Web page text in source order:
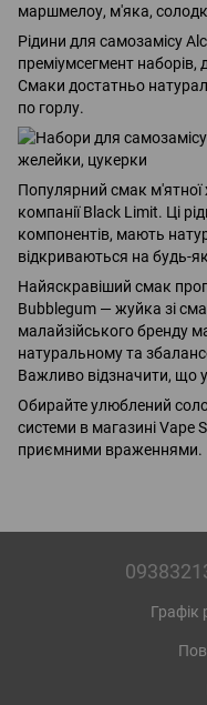
маршмелоу, м'яка,
Рідини для самозамісу
преміумсегмент
Смаки достатньо
по горлу.
Популярний смак м'ятної
компанії Black Limit. Ці
компонентів, мають
відкриваються на будь-
Найяскравіший смак
Bubblegum — жуйка зі
малайзійського бренду
натуральному та
Важливо відзначити, що
Обирайте улюблений
системи в магазині Vape
приємними враженнями.
Графік